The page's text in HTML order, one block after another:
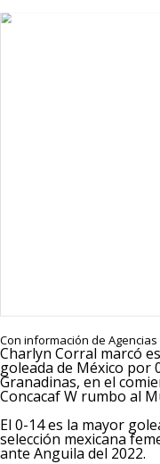
Con información de
Charlyn Corral marcó
goleada de México por
Granadinas, en el
Concacaf W rumbo al
El 0-14 es la mayor
selección mexicana
ante Anguila del 2022.